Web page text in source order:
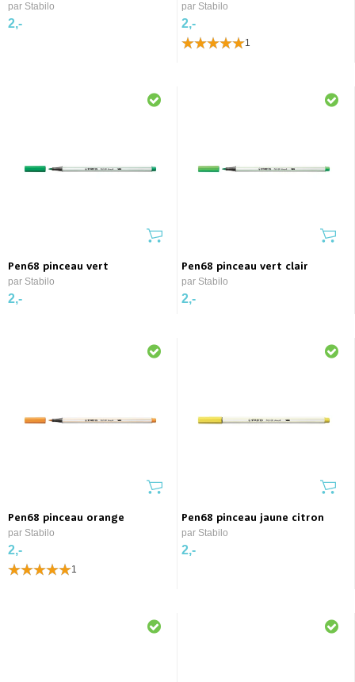
par Stabilo
2,-
par Stabilo
2,-
1
Pen68 pinceau vert
par Stabilo
2,-
Pen68 pinceau vert clair
par Stabilo
2,-
Pen68 pinceau orange
par Stabilo
2,-
1
Pen68 pinceau jaune citron
par Stabilo
2,-